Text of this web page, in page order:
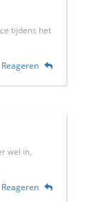
tijdens het
Reageren
wel in,
Reageren